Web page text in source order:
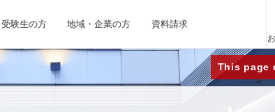
受験生の方 地域・企業の方 資料請求
This page